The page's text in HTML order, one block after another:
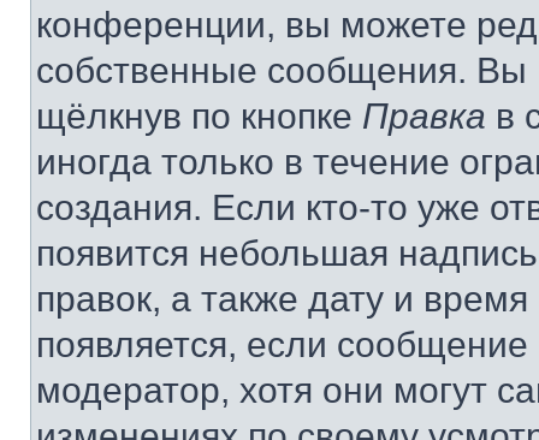
конференции, вы можете
собственные сообщения. Вы
щёлкнув по кнопке Правка в
иногда только в течение
создания. Если кто-то уже
появится небольшая
правок, а также дату и
появляется, если
модератор, хотя они могут